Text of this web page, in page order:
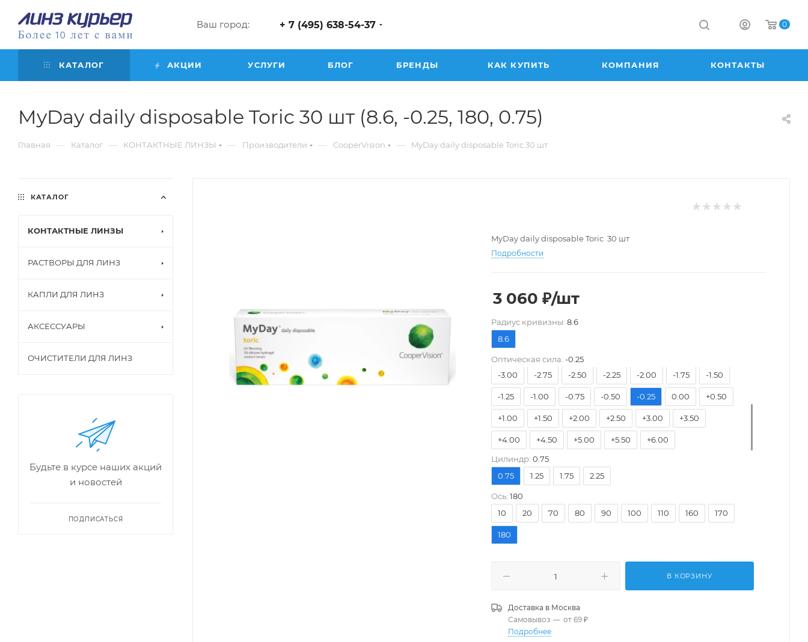
Ваш город: + 7 (495) 638-54-37 0
КАТАЛОГ АКЦИИ УСЛУГИ БЛОГ БРЕНДЫ КАК КУПИТЬ КОМПАНИЯ КОНТАКТЫ
MyDay daily disposable Toric 30 шт (8.6, -0.25, 180, 0.75)
Главная — Каталог — КОНТАКТНЫЕ ЛИНЗЫ — Производители — CooperVision — MyDay daily disposable Toric 30 шт
MyDay daily disposable Toric 30 шт
Подробности
3 060 ₽/шт
Pадиус кривизны: 8.6
8.6
Оптическая сила: -0.25
-7.00
-3.00 -2.75 -2.50 -2.25 -2.00 -1.75 -1.50
-1.25 -1.00 -0.75 -0.50 -0.25 0.00 +0.50
+1.00 +1.50 +2.00 +2.50 +3.00 +3.50
+4.00 +4.50 +5.00 +5.50
+6.00
Цилиндр: 0.75
0.75
1.25 1.75 2.25
Ось: 180
10
20 70 80 90 100 110 160 170
180
В КОРЗИНУ
Доставка в Москва
Самовывоз — от 69 ₽
Подробнее
КАТАЛОГ
КОНТАКТНЫЕ ЛИНЗЫ
РАСТВОРЫ ДЛЯ ЛИНЗ
КАПЛИ ДЛЯ ЛИНЗ
АКСЕССУАРЫ
ОЧИСТИТЕЛИ ДЛЯ ЛИНЗ
Будьте в курсе наших акций
и новостей
ПОДПИСАТЬСЯ